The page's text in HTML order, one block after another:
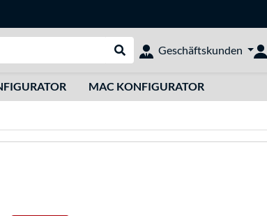
Suche durchführen
Geschäftskunden
MAC KONFIGURATOR